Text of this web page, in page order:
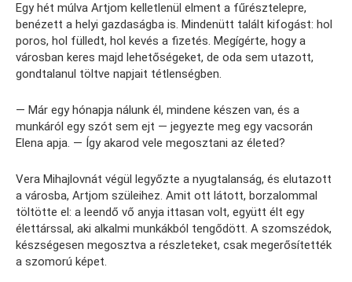
Egy hét múlva Artjom kelletlenül elment a fűrésztelepre,
benézett a helyi gazdaságba is. Mindenütt talált kifogást: hol
poros, hol fülledt, hol kevés a fizetés. Megígérte, hogy a
városban keres majd lehetőségeket, de oda sem utazott,
gondtalanul töltve napjait tétlenségben.
— Már egy hónapja nálunk él, mindene készen van, és a
munkáról egy szót sem ejt — jegyezte meg egy vacsorán
Elena apja. — Így akarod vele megosztani az életed?
Vera Mihajlovnát végül legyőzte a nyugtalanság, és elutazott
a városba, Artjom szüleihez. Amit ott látott, borzalommal
töltötte el: a leendő vő anyja ittasan volt, együtt élt egy
élettárssal, aki alkalmi munkákból tengődött. A szomszédok,
készségesen megosztva a részleteket, csak megerősítették
a szomorú képet.